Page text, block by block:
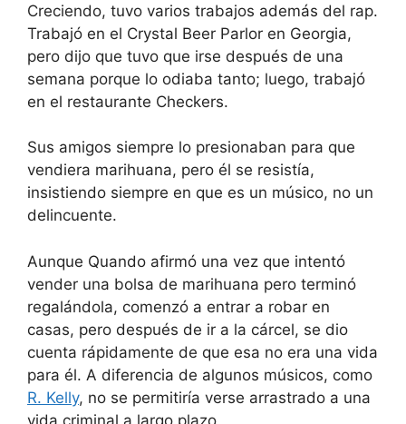
Creciendo, tuvo varios trabajos además del rap.
Trabajó en el Crystal Beer Parlor en Georgia,
pero dijo que tuvo que irse después de una
semana porque lo odiaba tanto; luego, trabajó
en el restaurante Checkers.
Sus amigos siempre lo presionaban para que
vendiera marihuana, pero él se resistía,
insistiendo siempre en que es un músico, no un
delincuente.
Aunque Quando afirmó una vez que intentó
vender una bolsa de marihuana pero terminó
regalándola, comenzó a entrar a robar en
casas, pero después de ir a la cárcel, se dio
cuenta rápidamente de que esa no era una vida
para él. A diferencia de algunos músicos, como
R. Kelly, no se permitiría verse arrastrado a una
vida criminal a largo plazo.